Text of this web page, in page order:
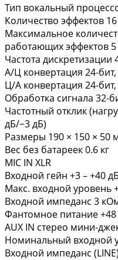
Тип вокальный
Количество эффектов 16
Максимальное
работающих эффектов 5
Частота дискретизации
А/Ц конвертация 24-
Ц/А конвертация 24-
Обработка сигнала 32-
Частотный отклик
дБ/−3 дБ)
Размеры 190 × 150 × 50
Вес без батареек 0.6 кг
MIC IN XLR
Входной гейн +3 – +40 дБ
Макс. входной уровень
Входной импеданс 3
Фантомное питание
AUX IN стерео мини-
Номинальный входной
Входной импеданс